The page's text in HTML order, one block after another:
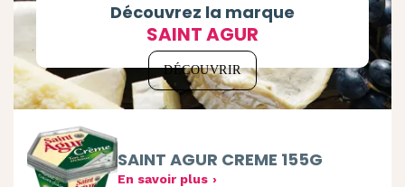
Découvrez la marque
SAINT AGUR
DÉCOUVRIR
SAINT AGUR CREME 155G
En savoir plus